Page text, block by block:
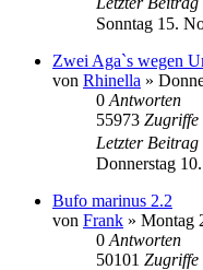
Sonntag 15.
Zwei Aga`s wegen
von Rhinella »
0 Antworten
55973 Zugriffe
Letzter Beitrag
Donnerstag
Bufo marinus 2.2
von Frank » Montag
0 Antworten
50101 Zugriffe